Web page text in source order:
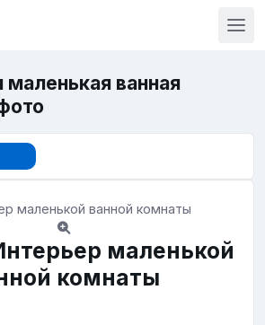
ванная
маленькой
комнаты